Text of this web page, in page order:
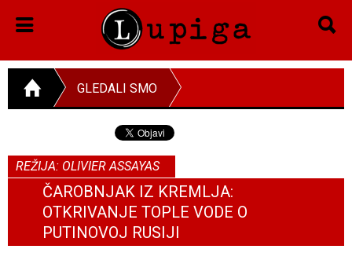
GLEDALI SMO
REŽIJA: OLIVIER ASSAYAS
ČAROBNJAK IZ KREMLJA:
OTKRIVANJE TOPLE VODE O
PUTINOVOJ RUSIJI